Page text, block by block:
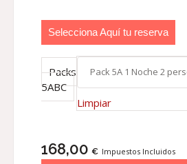
Selecciona Aquí tu reserva
Packs
5ABC
Limpiar
168,00 € Impuestos Incluidos